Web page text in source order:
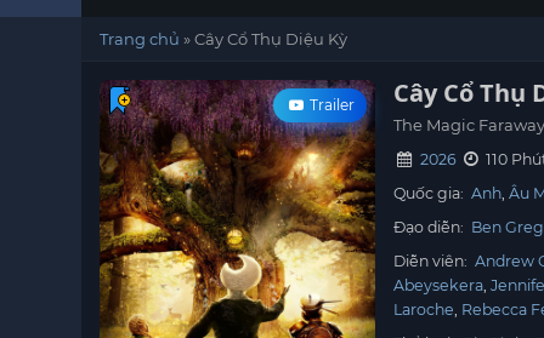
Trang chủ »Cây Cổ Thụ Diệu Kỳ
Trailer Cây Cổ Thụ
The Magic
2026
110
Quốc gia: Anh Âu
Đạo diễn: Ben
Diễn viên: Andrew
Abeysekera
Laroche Rebecca